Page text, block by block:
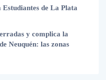
de La Plata
y complica la
Neuquén: las zonas